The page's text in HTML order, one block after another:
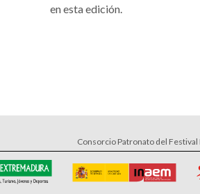
en esta edición.
Consorcio Patronato del